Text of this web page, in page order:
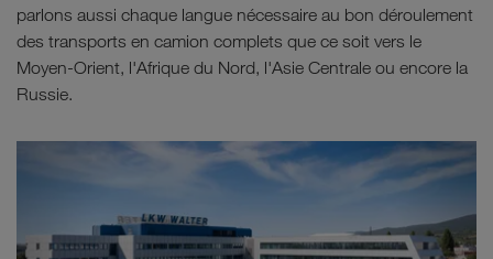
parlons aussi chaque langue nécessaire au bon déroulement
des transports en camion complets que ce soit vers le
Moyen-Orient, l'Afrique du Nord, l'Asie Centrale ou encore la
Russie.